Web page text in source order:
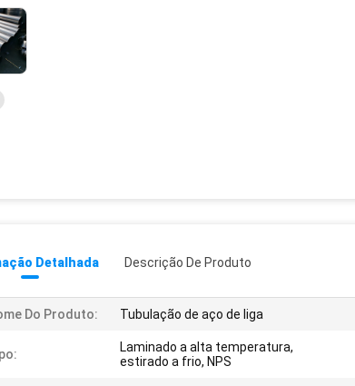
Detalhada Descrição De Produto
Do Produto: Tubulação de aço de liga
Laminado a alta temperatura,
estirado a frio, NPS